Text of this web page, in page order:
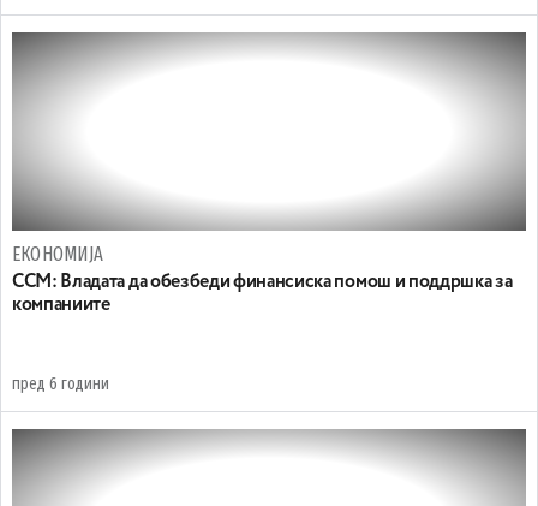
ЕКОНОМИЈА
ССМ: Владата да обезбеди финансиска помош и поддршка за
компаниите
пред 6 години